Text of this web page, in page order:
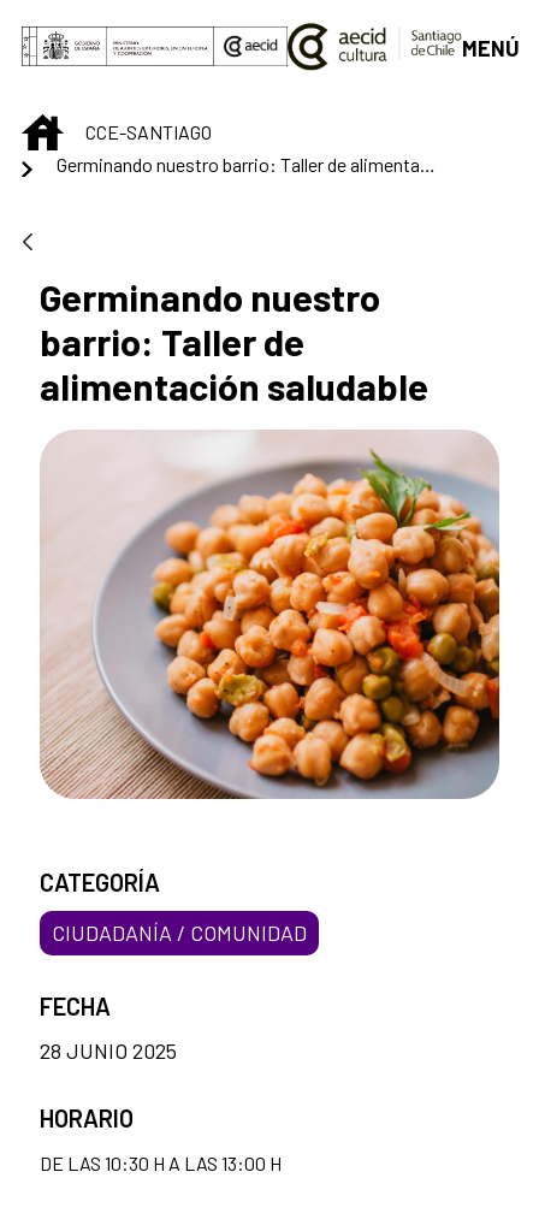
Saltar al contenido principal
MENÚ
INICIOCCE-SANTIAGO
Germinando nuestro
barrio: Taller de
alimentación saludable
CATEGORÍA
CIUDADANÍA / COMUNIDAD
FECHA
28 JUNIO 2025
HORARIO
DE LAS 10:30 H A LAS 13:00 H